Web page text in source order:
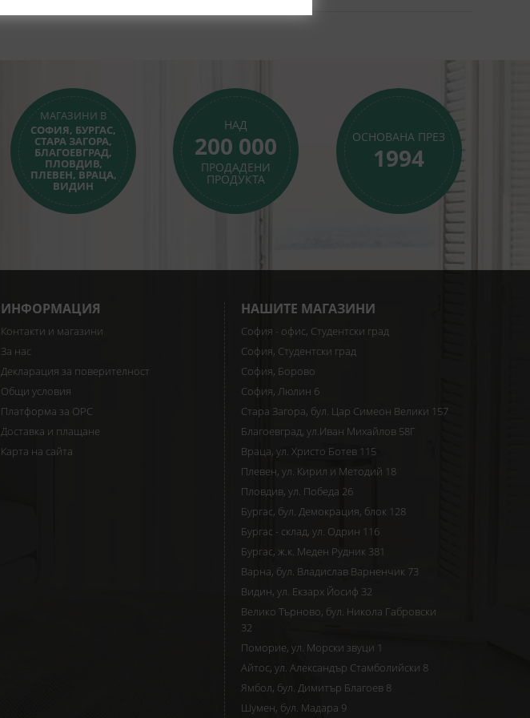
МАГАЗИНИ В
СОФИЯ, БУРГАС,
СТАРА ЗАГОРА,
БЛАГОЕВГРАД,
ПЛОВДИВ,
ПЛЕВЕН, ВРАЦА,
ВИДИН
НАД
200 000
ПРОДАДЕНИ
ПРОДУКТА
ОСНОВАНА ПРЕЗ
1994
ИНФОРМАЦИЯ
Контакти и магазини
За нас
Декларация за поверителност
Общи условия
Платформа за ОРС
Доставка и плащане
Карта на сайта
НАШИТЕ МАГАЗИНИ
София - офис, Студентски град
София, Студентски град
София, Борово
София, Люлин 6
Стара Загора, бул. Цар Симеон Велики 157
Благоевград, ул.Иван Михайлов 58Г
Враца, ул. Христо Ботев 115
Плевен, ул. Кирил и Методий 18
Пловдив, ул. Победа 26
Бургас, бул. Демокрация, блок 128
Бургас - склад, ул. Одрин 116
Бургас, ж.к. Меден Рудник 381
Варна, бул. Владислав Варненчик 73
Видин, ул. Екзарх Йосиф 32
Велико Търново, бул. Никола Габровски
32
Поморие, ул. Морски звуци 1
Айтос, ул. Александър Стамболийски 8
Ямбол, бул. Димитър Благоев 8
Шумен, бул. Мадара 9